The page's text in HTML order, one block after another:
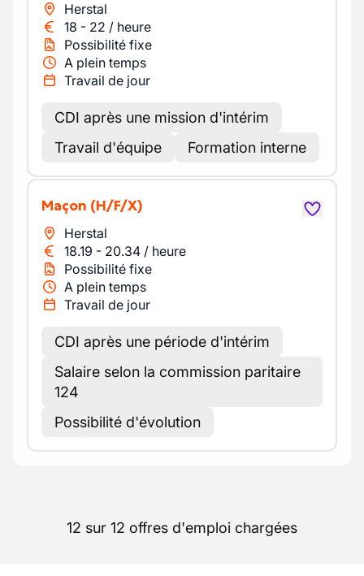
Herstal
18 - 22 / heure
Possibilité fixe
A plein temps
Travail de jour
CDI après une mission d'intérim
Travail d'équipe
Formation interne
Maçon (H/F/X)
Herstal
18.19 - 20.34 / heure
Possibilité fixe
A plein temps
Travail de jour
CDI après une période d'intérim
Salaire selon la commission paritaire
124
Possibilité d'évolution
12 sur 12 offres d'emploi chargées